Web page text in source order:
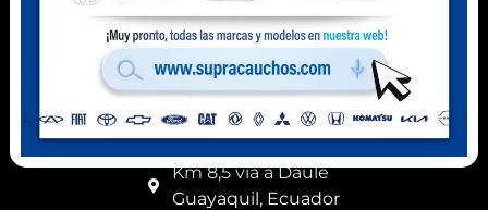
(+51) 941 541 444
Celular Ecuador
(+593) 99 078 6063
Ubicación
Km 8,5 vía a Daule
Guayaquil, Ecuador